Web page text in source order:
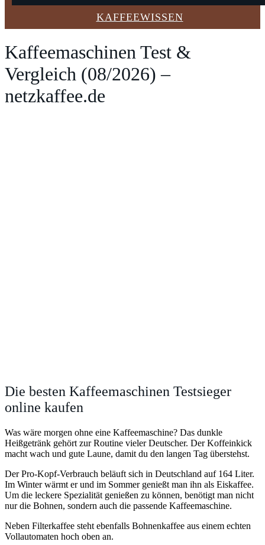
KAFFEEWISSEN
Kaffeemaschinen Test &
Vergleich (08/2026) –
netzkaffee.de
Die besten Kaffeemaschinen Testsieger
online kaufen
Was wäre morgen ohne eine Kaffeemaschine? Das dunkle
Heißgetränk gehört zur Routine vieler Deutscher. Der Koffeinkick
macht wach und gute Laune, damit du den langen Tag überstehst.
Der Pro-Kopf-Verbrauch beläuft sich in Deutschland auf 164 Liter.
Im Winter wärmt er und im Sommer genießt man ihn als Eiskaffee.
Um die leckere Spezialität genießen zu können, benötigt man nicht
nur die Bohnen, sondern auch die passende Kaffeemaschine.
Neben Filterkaffee steht ebenfalls Bohnenkaffee aus einem echten
Vollautomaten hoch oben an.